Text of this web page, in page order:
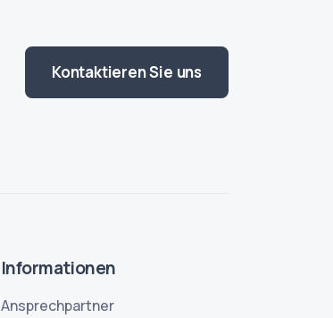
Kontaktieren Sie uns
Informationen
Ansprechpartner